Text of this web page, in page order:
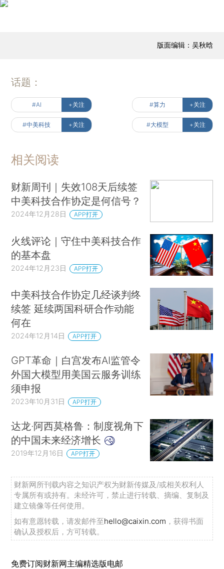
版面编辑：吴秋晗
话题：
#AI +关注 #算力 +关注
#中美科技 +关注 #大模型 +关注
相关阅读
财新周刊｜失效108天后续签
中美科技合作协定是何信号？
2024年12月28日 APP打开
火线评论｜守住中美科技合作
的基本盘
2024年12月23日 APP打开
中美科技合作协定几经谈判终
续签 延续两国科研合作动能
何在
2024年12月14日 APP打开
GPT革命｜白宫发布AI监管令
外国大模型用美国云服务训练
须申报
2023年10月31日 APP打开
达龙·阿西莫格鲁：制度视角下
的中国未来经济增长
2019年12月16日 APP打开
财新网所刊载内容之知识产权为财新传媒及/或相关权利人
专属所有或持有。未经许可，禁止进行转载、摘编、复制及
建立镜像等任何使用。
如有意愿转载，请发邮件至hello@caixin.com ，获得书面
确认及授权后，方可转载。
免费订阅财新网主编精选版电邮